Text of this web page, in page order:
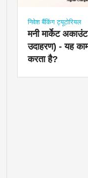
निवेश बैंकिंग ट्यूटोरियल
मनी मार्केट अकाउंट
उदाहरण) - यह
करता है?